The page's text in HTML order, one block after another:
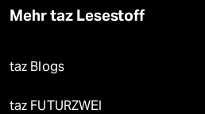
Mehr taz Lesestoff
taz Blogs
taz FUTURZWEI